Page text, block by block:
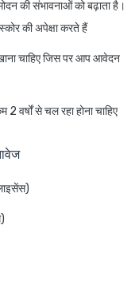
की संभावनाओं को बढ़ाता है।
की अपेक्षा करते हैं
खाना चाहिए जिस पर आप आवेदन
वर्षों से चल रहा होना चाहिए